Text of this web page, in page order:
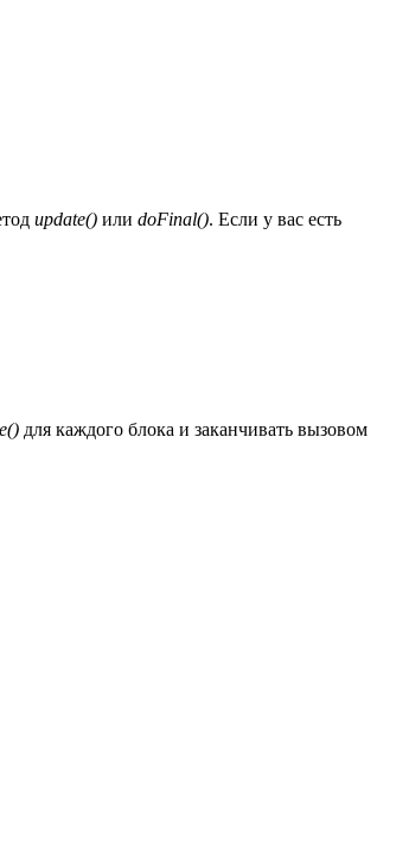
update() или doFinal(). Если у вас есть
для каждого блока и заканчивать вызовом